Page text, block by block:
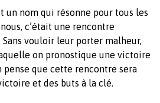
un nom qui résonne pour tous les
c’était une rencontre
vouloir leur porter malheur,
on pronostique une victoire
pense que cette rencontre sera
et des buts à la clé.